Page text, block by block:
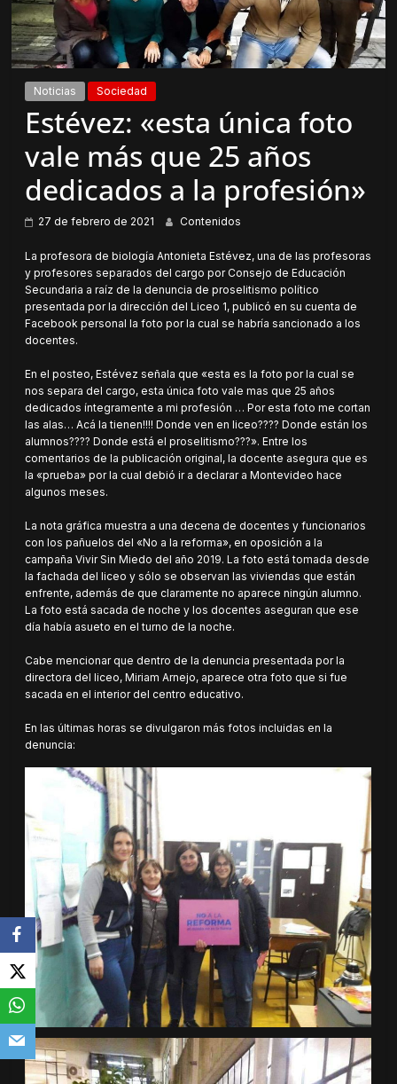
Noticias Sociedad
Estévez: «esta única foto
vale más que 25 años
dedicados a la profesión»
27 de febrero de 2021 Contenidos
La profesora de biología Antonieta Estévez, una de las profesoras
y profesores separados del cargo por Consejo de Educación
Secundaria a raíz de la denuncia de proselitismo político
presentada por la dirección del Liceo 1, publicó en su cuenta de
Facebook personal la foto por la cual se habría sancionado a los
docentes.
En el posteo, Estévez señala que «esta es la foto por la cual se
nos separa del cargo, esta única foto vale mas que 25 años
dedicados íntegramente a mi profesión … Por esta foto me cortan
las alas… Acá la tienen!!!! Donde ven en liceo???? Donde están los
alumnos???? Donde está el proselitismo???». Entre los
comentarios de la publicación original, la docente asegura que es
la «prueba» por la cual debió ir a declarar a Montevideo hace
algunos meses.
La nota gráfica muestra a una decena de docentes y funcionarios
con los pañuelos del «No a la reforma», en oposición a la
campaña Vivir Sin Miedo del año 2019. La foto está tomada desde
la fachada del liceo y sólo se observan las viviendas que están
enfrente, además de que claramente no aparece ningún alumno.
La foto está sacada de noche y los docentes aseguran que ese
día había asueto en el turno de la noche.
Cabe mencionar que dentro de la denuncia presentada por la
directora del liceo, Miriam Arnejo, aparece otra foto que si fue
sacada en el interior del centro educativo.
En las últimas horas se divulgaron más fotos incluidas en la
denuncia: